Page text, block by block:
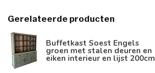
Gerelateerde producten
Buffetkast Soest Engels
groen met stalen deuren en
eiken interieur en lijst 200cm